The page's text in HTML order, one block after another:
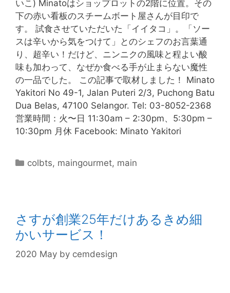
いこ) Minatoはショップロットの2階に位置。その
下の赤い看板のスチームボート屋さんが目印で
す。 試食させていただいた「イイタコ」。「ソー
スは辛いから気をつけて」とのシェフのお言葉通
り、超辛い！だけど、ニンニクの風味と程よい酸
味も加わって、なぜか食べる手が止まらない魔性
の一品でした。 この記事で取材しました！ Minato
Yakitori No 49-1, Jalan Puteri 2/3, Puchong Batu
Dua Belas, 47100 Selangor. Tel: 03-8052-2368
営業時間：火〜日 11:30am – 2:30pm、5:30pm –
10:30pm 月休 Facebook: Minato Yakitori
colbts, maingourmet, main
さすが創業25年だけあるきめ細
かいサービス！
2020 May by cemdesign